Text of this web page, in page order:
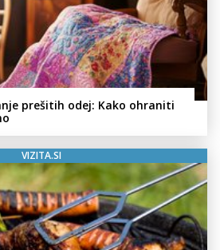
prešitih odej: Kako ohraniti
VIZITA.SI